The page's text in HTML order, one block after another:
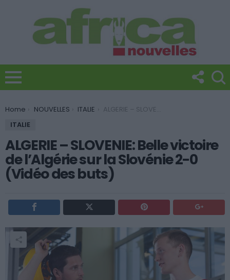
You are here:
Home NOUVELLES ITALIE
ALGERIE – SLOVENIE: Belle victoire de l’Algérie sur la Slovénie 2-0 (Vidéo des buts)
ITALIE
ALGERIE – SLOVENIE: Belle victoire
de l’Algérie sur la Slovénie 2-0
(Vidéo des buts)